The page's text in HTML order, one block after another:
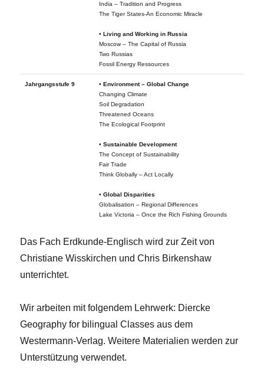
India – Tradition and Progress
The Tiger States-An Economic Miracle
•Living and Working in Russia
Moscow – The Capital of Russia
Two Russias
Fossil Energy Ressources
Jahrgangsstufe 9 •Environment – Global Change
Changing Climate
Soil Degradation
Threatened Oceans
The Ecological Footprint
•Sustainable Development
The Concept of Sustainability
Fair Trade
Think Globally – Act Locally
•Global Disparities
Globalisation – Regional Differences
Lake Victoria – Once the Rich Fishing Grounds
Das Fach Erdkunde-Englisch wird zur Zeit von
Christiane Wisskirchen und Chris Birkenshaw
unterrichtet.
Wir arbeiten mit folgendem Lehrwerk: Diercke
Geography for bilingual Classes aus dem
Westermann-Verlag. Weitere Materialien werden zur
Unterstützung verwendet.